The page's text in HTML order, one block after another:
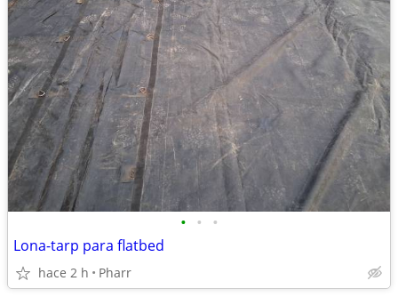
• • •
Lona-tarp para flatbed
hace 2 h Pharr